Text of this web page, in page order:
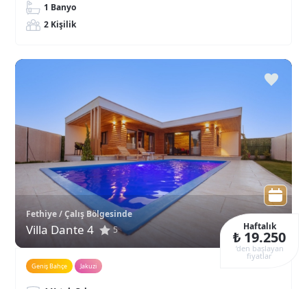
1 Banyo
2 Kişilik
Fethiye / Çalış Bölgesinde
Villa Dante 4 5 Haftalık
₺ 19.250
‘den başlayan
fiyatlar
Geniş Bahçe Jakuzi